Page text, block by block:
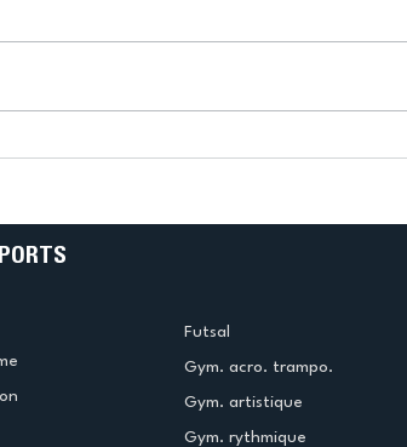
termine la saison en
Futsal
Gym. acro. trampo.
Gym. artistique
Gym. rythmique